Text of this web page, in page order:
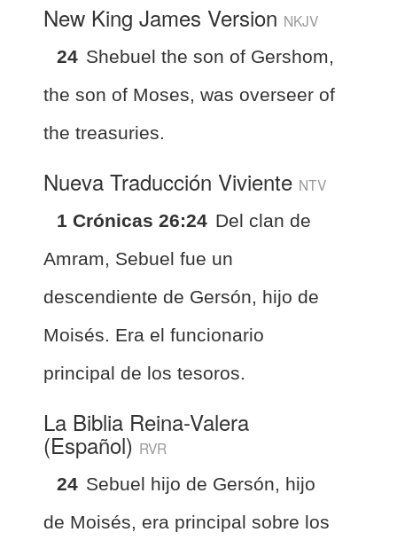
New King James Version NKJV
24 Shebuel the son of Gershom,
the son of Moses, was overseer of
the treasuries.
Nueva Traducción Viviente NTV
1 Crónicas 26:24 Del clan de
Amram, Sebuel fue un
descendiente de Gersón, hijo de
Moisés. Era el funcionario
principal de los tesoros.
La Biblia Reina-Valera
(Español) RVR
24 Sebuel hijo de Gersón, hijo
de Moisés, era principal sobre los